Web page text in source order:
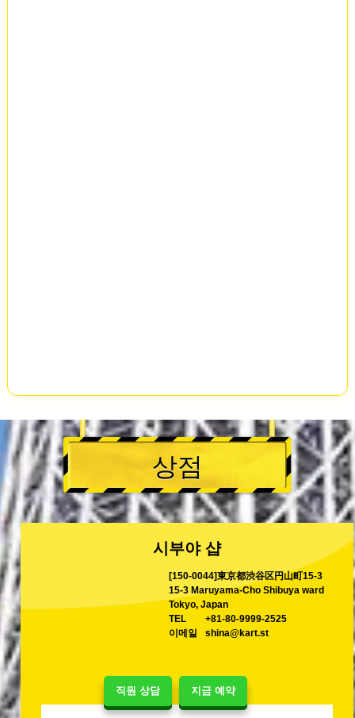
직원 상담 지금 예약
상점
시부야 샵
[150-0044]東京都渋谷区円山町15-3
15-3 Maruyama-Cho Shibuya ward
Tokyo, Japan
TEL
+81-80-9999-2525
이메일
shina@kart.st